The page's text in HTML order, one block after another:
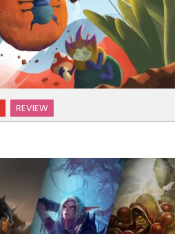
REVIEW